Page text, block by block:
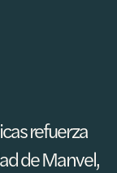
refuerza
de Manvel,